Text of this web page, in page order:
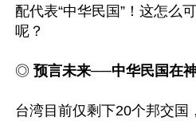
配代表“中华民国”！这怎么
呢？
◎ 预言未来──中华民国在
台湾目前仅剩下20个邦交国